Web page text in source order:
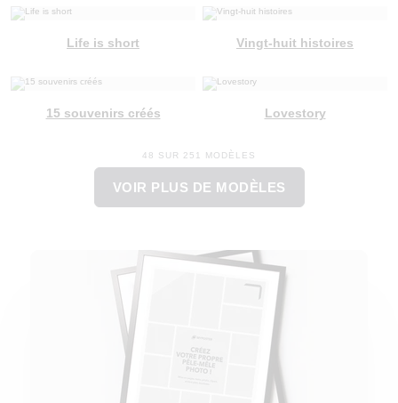
Life is short Vingt-huit histoires
15 souvenirs créés Lovestory
48 SUR 251 MODÈLES
VOIR PLUS DE MODÈLES